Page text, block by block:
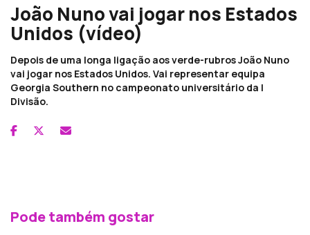
João Nuno vai jogar nos Estados
Unidos (vídeo)
Depois de uma longa ligação aos verde-rubros João Nuno
vai jogar nos Estados Unidos. Vai representar equipa
Georgia Southern no campeonato universitário da I
Divisão.
Pode também gostar